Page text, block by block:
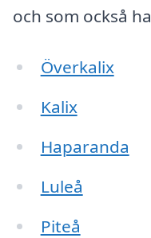
och som också
Överkalix
Kalix
Haparanda
Luleå
Piteå